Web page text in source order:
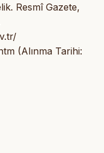
Resmî Gazete,
(Alınma Tarihi: